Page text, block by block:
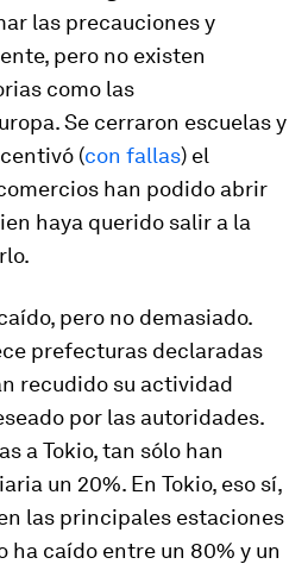
las precauciones y
pero no existen
como las
Se cerraron escuelas y
(con fallas) el
han podido abrir
haya querido salir a la
pero no demasiado.
prefecturas declaradas
recudido su actividad
por las autoridades.
a Tokio, tan sólo han
un 20%. En Tokio, eso sí,
las principales estaciones
caído entre un 80% y un